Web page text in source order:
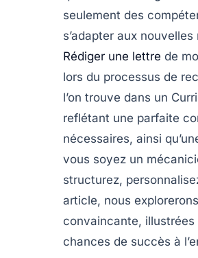
seulement des
s’adapter aux
Rédiger une lettre de
lors du processus de
l’on trouve dans un
reflétant une parfaite
nécessaires, ainsi
vous soyez un
structurez,
article, nous
convaincante,
chances de succès à